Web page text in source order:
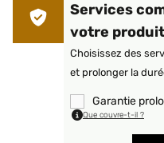
Services
votre produit
Choisissez des
et prolonger la
Garantie
Que couvre-t-il ?